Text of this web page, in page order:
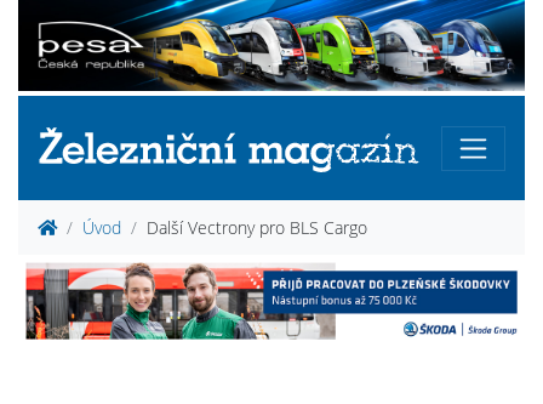
Úvod Další Vectrony pro BLS Cargo